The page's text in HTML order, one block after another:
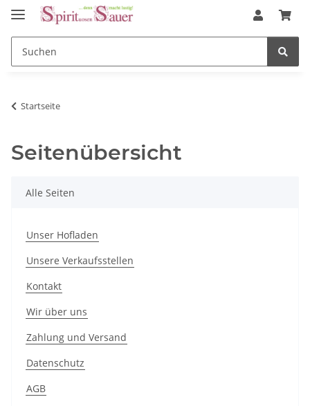
Startseite
Seitenübersicht
Alle Seiten
Unser Hofladen
Unsere Verkaufsstellen
Kontakt
Wir über uns
Zahlung und Versand
Datenschutz
AGB